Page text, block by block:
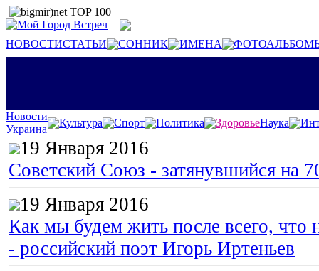
НОВОСТИСТАТЬИ СОННИК ИМЕНА
Новости
Украина
Культура Спорт Политика ЗдоровьеНаука
19 Января 2016
Советский Союз - затянувшийся на
19 Января 2016
Как мы будем жить после всего, что
- российский поэт Игорь Иртеньев